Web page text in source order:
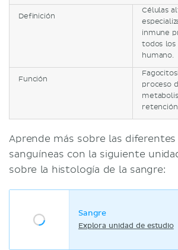
Definición
Células
inmune
todos
humano.
Función
proceso
Aprende más sobre las diferentes
sanguíneas con la siguiente
sobre la histología de la sangre:
Sangre
Explora unidad de estudio